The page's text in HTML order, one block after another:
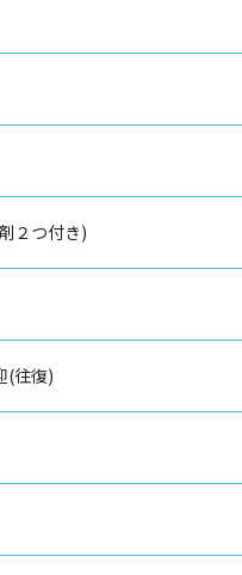
２つ付き)
(往復)